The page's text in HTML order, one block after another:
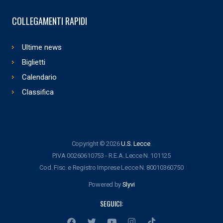
COLLEGAMENTI RAPIDI
Ultime news
Biglietti
Calendario
Classifica
Copyright © 2026U.S. Lecce.
P.IVA 00260610753 - R.E.A. Lecce N. 101125
Cod. Fisc. e Registro Imprese Lecce N. 80010360750
Powered by Slyvi
SEGUICI: